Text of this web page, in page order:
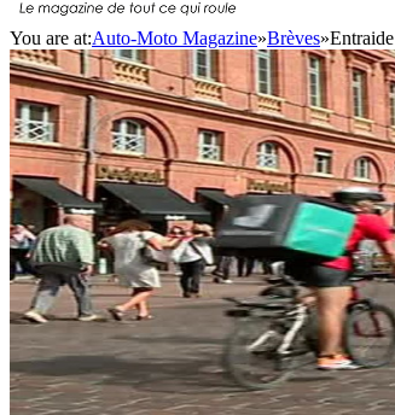
You are at:Auto-Moto Magazine»Brèves»Entraide